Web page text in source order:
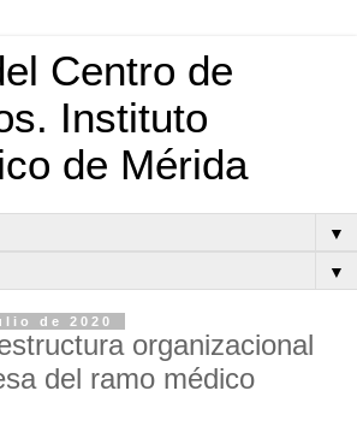
Centro de
Instituto
de Mérida
▼
▼
de 2020
organizacional
del ramo médico